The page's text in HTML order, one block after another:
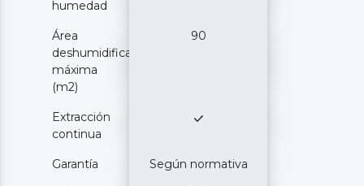
humedad
Área
deshumidificación
máxima
(m2)
90
Extracción
continua
Garantía Según normativa